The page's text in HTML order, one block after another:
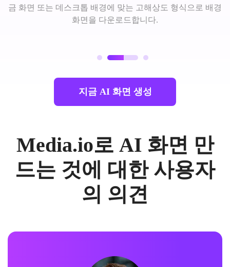
금 화면 또는 데스크톱 배경에 맞는 고해상도 형식으로 배경
화면을 다운로드합니다.
지금 AI 화면 생성
Media.io로 AI 화면 만
드는 것에 대한 사용자
의 의견